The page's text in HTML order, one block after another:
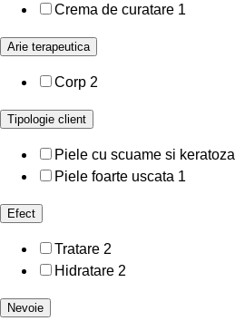
Crema de curatare 1
Arie terapeutica
Corp 2
Tipologie client
Piele cu scuame si keratoza
Piele foarte uscata 1
Efect
Tratare 2
Hidratare 2
Nevoie